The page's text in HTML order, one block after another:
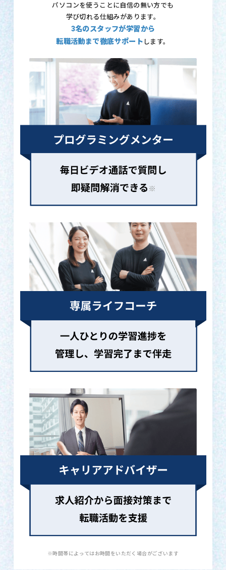
パソコンを使うことに自信の無い方でも
学び切れる仕組みがあります。
3名のスタッフが学習から
転職活動まで徹底サポート します。
※時間帯によってはお時間をいただく場合がございます